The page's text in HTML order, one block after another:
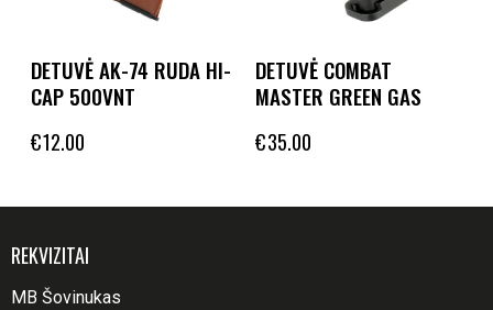
DETUVĖ AK-74 RUDA HI-
CAP 500VNT
€12.00
DETUVĖ COMBAT
MASTER GREEN GAS
€35.00
REKVIZITAI
MB Šovinukas